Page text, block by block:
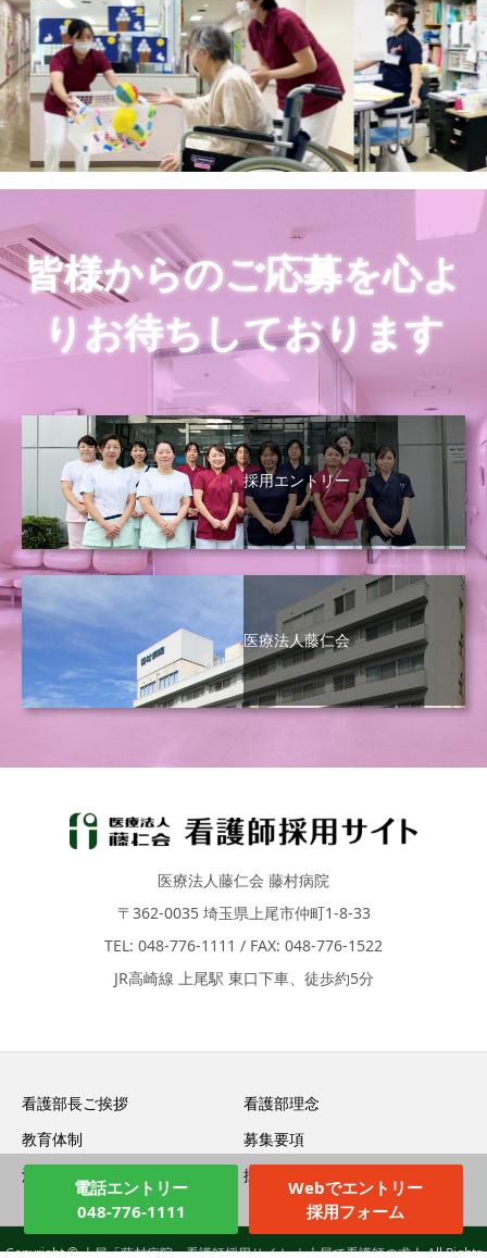
皆様からのご応募を心よ
りお待ちしております
採用エントリー
医療法人藤仁会
医療法人藤仁会 藤村病院
〒362-0035 埼玉県上尾市仲町1-8-33
TEL: 048-776-1111 / FAX: 048-776-1522
JR高崎線 上尾駅 東口下車、徒歩約5分
看護部長ご挨拶
看護部理念
教育体制
募集要項
法人情報
採用エントリー
Copyright © 上尾「藤村病院」看護師採用サイト ｜上尾で看護師の求人 All Rights
電話エントリー
048-776-1111
Webでエントリー
採用フォーム